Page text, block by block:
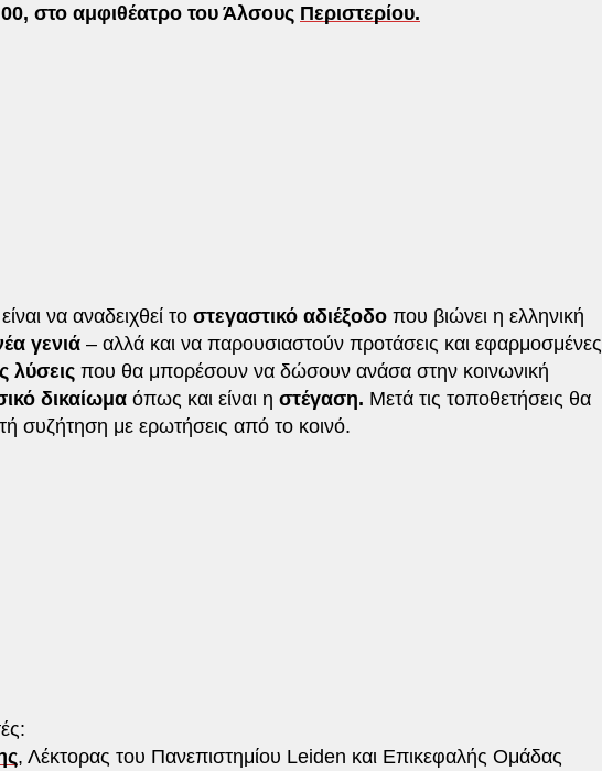
στο αμφιθέατρο του Άλσους Περιστερίου.
να αναδειχθεί το στεγαστικό αδιέξοδο που βιώνει η ελληνική
γενιά – αλλά και να παρουσιαστούν προτάσεις και εφαρμοσμένες
λύσεις που θα μπορέσουν να δώσουν ανάσα στην κοινωνική
δικαίωμα όπως και είναι η στέγαση. Μετά τις τοποθετήσεις θα
συζήτηση με ερωτήσεις από το κοινό.
, Λέκτορας του Πανεπιστημίου Leiden και Επικεφαλής Ομάδας